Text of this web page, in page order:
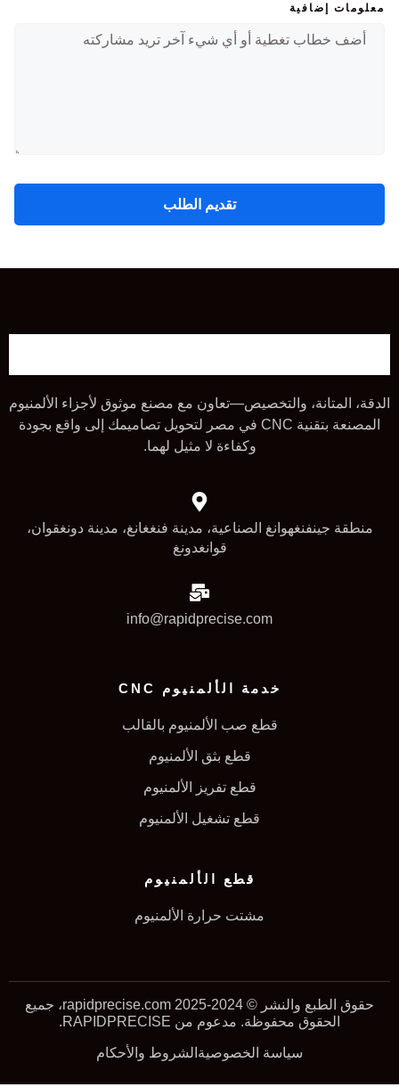
معلومات إضافية
تقديم الطلب
الدقة، المتانة، والتخصيص—تعاون مع مصنع موثوق لأجزاء الألمنيوم
المصنعة بتقنية CNC في مصر لتحويل تصاميمك إلى واقع بجودة
وكفاءة لا مثيل لهما.
منطقة جينفنغهوانغ الصناعية، مدينة فنغغانغ، مدينة دونغقوان،
قوانغدونغ
info@rapidprecise.com
خدمة الألمنيوم CNC
قطع صب الألمنيوم بالقالب
قطع بثق الألمنيوم
قطع تفريز الألمنيوم
قطع تشغيل الألمنيوم
قطع الألمنيوم
مشتت حرارة الألمنيوم
حقوق الطبع والنشر © 2024-2025 rapidprecise.com، جميع
الحقوق محفوظة. مدعوم من RAPIDPRECISE.
سياسة الخصوصيةالشروط والأحكام